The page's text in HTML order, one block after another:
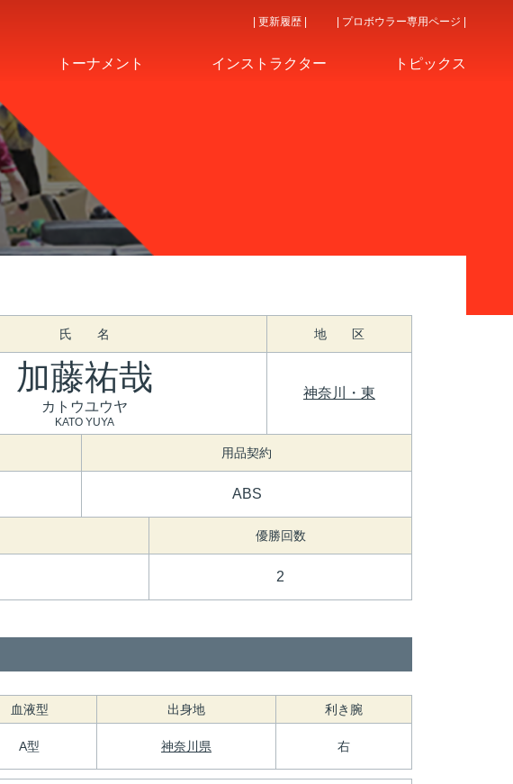
トーナメント インストラクター トピックス
| 更新履歴 | | プロボウラー専用ページ |
氏 名 地 区
加藤祐哉
カトウユウヤ
KATO YUYA
神奈川・東
用品契約
ABS
優勝回数
2
血液型 出身地 利き腕
A型 神奈川県 右